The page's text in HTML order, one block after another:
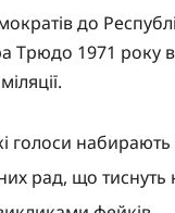
до
Трюдо 1971 року
голоси
рад, що тиснуть